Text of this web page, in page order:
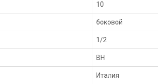
10
боковой
1/2
ВН
Италия